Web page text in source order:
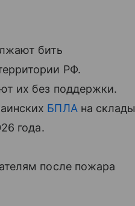
бить
РФ.
их без поддержки.
БПЛА на склады
года.
после пожара